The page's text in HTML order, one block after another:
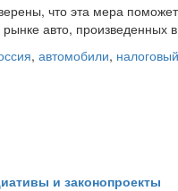
что эта мера
рынке авто, произведенных
, автомобили,
и законопроекты